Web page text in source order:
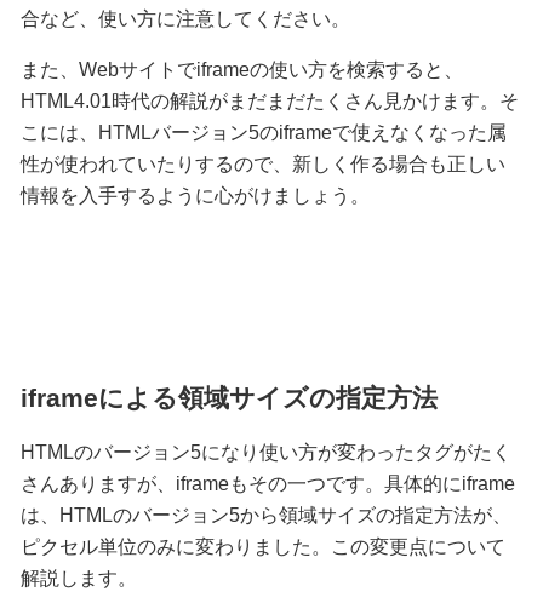
合など、使い方に注意してください。
また、Webサイトでiframeの使い方を検索すると、
HTML4.01時代の解説がまだまだたくさん見かけます。そ
こには、HTMLバージョン5のiframeで使えなくなった属
性が使われていたりするので、新しく作る場合も正しい
情報を入手するように心がけましょう。
iframeによる領域サイズの指定方法
HTMLのバージョン5になり使い方が変わったタグがたく
さんありますが、iframeもその一つです。具体的にiframe
は、HTMLのバージョン5から領域サイズの指定方法が、
ピクセル単位のみに変わりました。この変更点について
解説します。